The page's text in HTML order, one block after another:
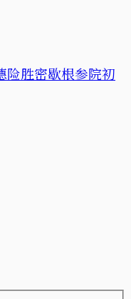
险胜密歇根参院初